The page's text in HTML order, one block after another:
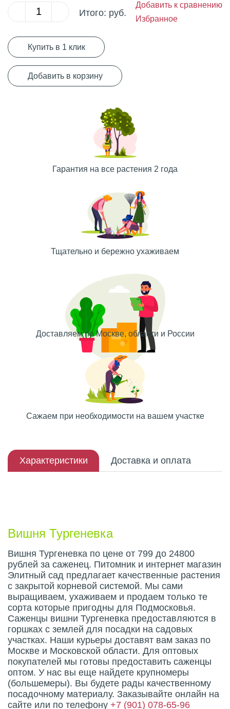
Итого: руб.
Добавить к сравнению
Избранное
Купить в 1 клик
Добавить в корзину
Гарантия на все растения 2 года
Тщательно и бережно ухаживаем
Доставляем по Москве, области и России
Сажаем при необходимости на вашем участке
Характеристики Доставка и оплата
Вишня Тургеневка
Вишня Тургеневка по цене от 799 до 24800
рублей за саженец. Питомник и интернет магазин
Элитный сад предлагает качественные растения
с закрытой корневой системой. Мы сами
выращиваем, ухаживаем и продаем только те
сорта которые пригодны для Подмосковья.
Саженцы вишни Тургеневка предоставляются в
горшках с землей для посадки на садовых
участках. Наши курьеры доставят вам заказ по
Москве и Московской области. Для оптовых
покупателей мы готовы предоставить саженцы
оптом. У нас вы еще найдете крупномеры
(большемеры). Вы будете рады качественному
посадочному материалу. Заказывайте онлайн на
сайте или по телефону +7 (901) 078-65-96